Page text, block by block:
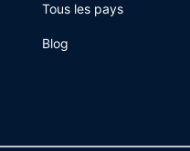
Tous les pays
Blog